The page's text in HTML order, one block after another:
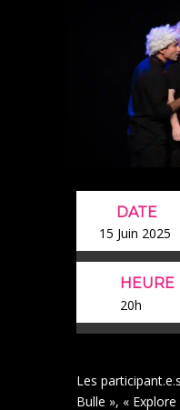
DATE
15 Juin 2025
HEURE
20h
Les
Bulle », «